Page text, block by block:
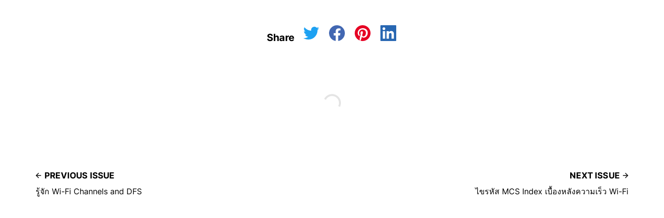
Share
PREVIOUS ISSUE
รู้จัก Wi-Fi Channels and DFS
NEXT ISSUE
ไขรหัส MCS Index เบื้องหลังความเร็ว Wi-Fi